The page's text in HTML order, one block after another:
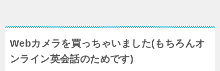
Webカメラを買っちゃいました(もちろんオ
ンライン英会話のためです)